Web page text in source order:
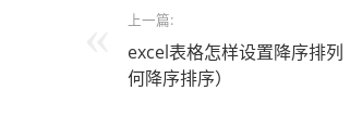
上一篇:
excel表格怎样设置降序排列
何降序排序）